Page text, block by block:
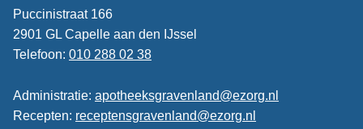
Puccinistraat 166
2901 GL Capelle aan den IJssel
Telefoon: 010 288 02 38
Administratie: apotheeksgravenland@ezorg.nl
Recepten: receptensgravenland@ezorg.nl